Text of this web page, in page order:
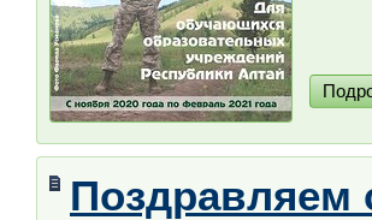
Поздравляем